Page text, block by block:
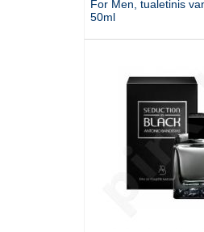
For Men, tualetinis
50ml